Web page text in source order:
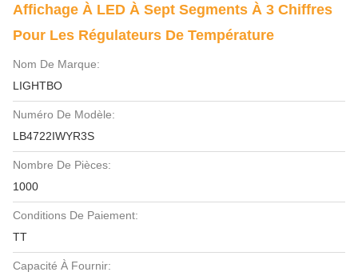
Affichage À LED À Sept Segments À 3 Chiffres
Pour Les Régulateurs De Température
Nom De Marque:
LIGHTBO
Numéro De Modèle:
LB4722IWYR3S
Nombre De Pièces:
1000
Conditions De Paiement:
TT
Capacité À Fournir: